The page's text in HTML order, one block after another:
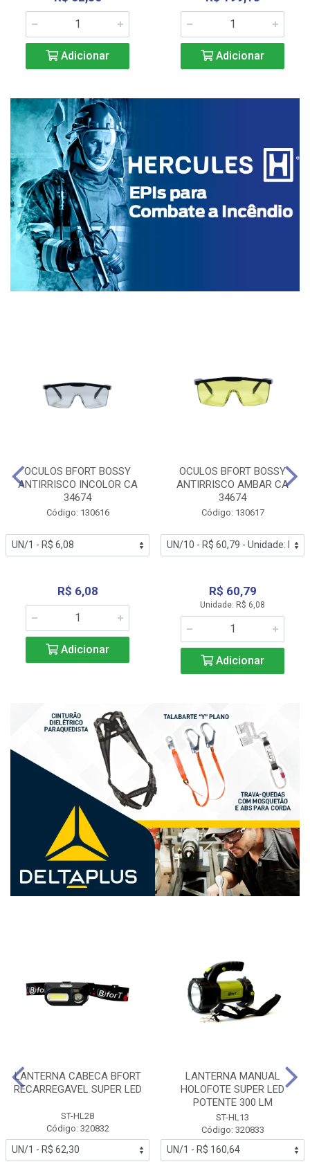
Adicionar Adicionar
OCULOS BFORT BOSSY
ANTIRRISCO INCOLOR CA
34674
Código: 130616
R$ 6,08
Adicionar
OCULOS BFORT BOSSY
ANTIRRISCO AMBAR CA
34674
Código: 130617
R$ 60,79
Unidade: R$ 6,08
Adicionar
LANTERNA CABECA BFORT
RECARREGAVEL SUPER LED
ST-HL28
Código: 320832
LANTERNA MANUAL
HOLOFOTE SUPER LED
POTENTE 300 LM
ST-HL13
Código: 320833